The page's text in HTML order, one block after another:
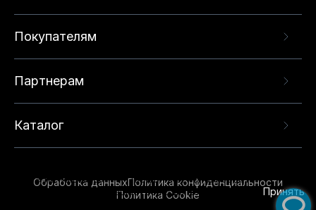
Покупателям
Партнерам
Каталог
Обработка данныхПолитика конфиденциальности
Политика Cookie
опыта на нашем сайте. Продолжая использовать
данный сайт, вы соглашаетесь с использованием
Принять